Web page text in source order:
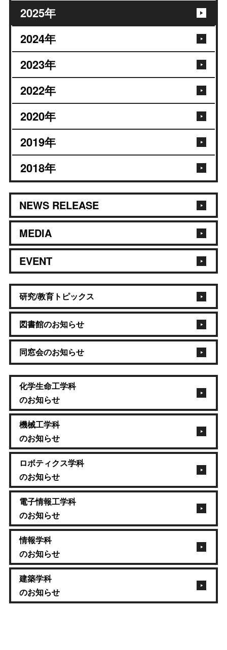
2025年
2024年
2023年
2022年
2020年
2019年
2018年
NEWS RELEASE
MEDIA
EVENT
研究/教育トピックス
図書館のお知らせ
同窓会のお知らせ
化学生命工学科
のお知らせ
機械工学科
のお知らせ
ロボティクス学科
のお知らせ
電子情報工学科
のお知らせ
情報学科
のお知らせ
建築学科
のお知らせ